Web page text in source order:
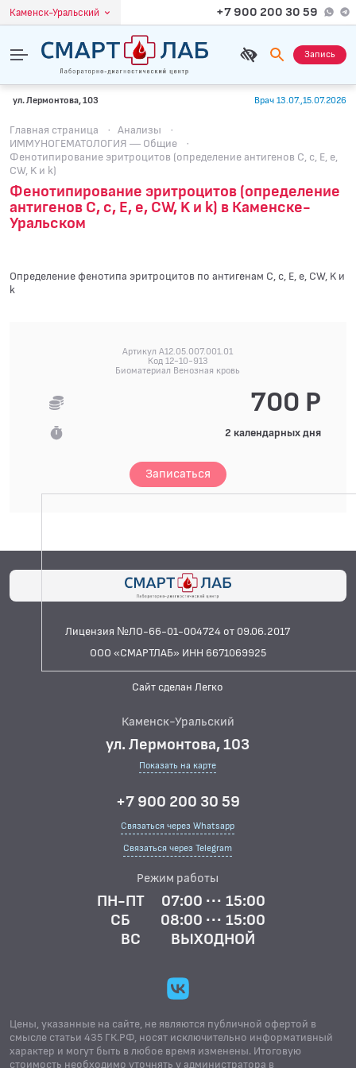
Каменск-Уральский +7 900 200 30 59
Запись
ул. Лермонтова, 103 Врач 13.07.,15.07.2026
Главная страница · Анализы
·
ИММУНОГЕМАТОЛОГИЯ — Общие
·
Фенотипирование эритроцитов (определение антигенов C, c, E, e,
CW, K и k)
Фенотипирование эритроцитов (определение
антигенов C, c, E, e, CW, K и k) в Каменске-
Уральском
Определение фенотипа эритроцитов по антигенам C, c, E, e, CW, K и
k
Артикул A12.05.007.001.01
Код 12-10-913
Биоматериал Венозная кровь
700 Р
2 календарных дня
Записаться
Лицензия №ЛО-66-01-004724 от 09.06.2017
ООО «СМАРТЛАБ» ИНН 6671069925
Сайт сделан Легко
Каменск-Уральский
ул. Лермонтова, 103
Показать на карте
+7 900 200 30 59
Связаться через Whatsapp
Связаться через Telegram
Режим работы
ПН-ПТ
07:00 ··· 15:00
СБ
08:00 ··· 15:00
ВС
ВЫХОДНОЙ
Цены, указанные на сайте, не являются публичной офертой в
смысле статьи 435 ГК.РФ, носят исключительно информативный
характер и могут быть в любое время изменены. Итоговую
стоимость необходимо уточнять у администратора в